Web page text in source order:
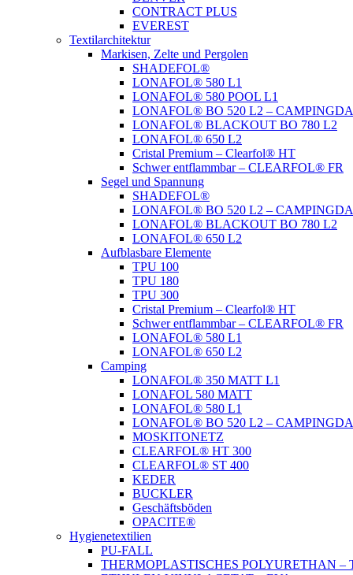
CONTRACT PLUS
EVEREST
Textilarchitektur
Markisen, Zelte und Pergolen
SHADEFOL®
LONAFOL® 580 L1
LONAFOL® 580 POOL L1
LONAFOL® BO 520 L2 –
LONAFOL® BLACKOUT BO 780 L2
LONAFOL® 650 L2
Cristal Premium – Clearfol® HT
Schwer entflammbar – CLEARFOL® FR
Segel und Spannung
SHADEFOL®
LONAFOL® BO 520 L2 –
LONAFOL® BLACKOUT BO 780 L2
LONAFOL® 650 L2
Aufblasbare Elemente
TPU 100
TPU 180
TPU 300
Cristal Premium – Clearfol® HT
Schwer entflammbar – CLEARFOL® FR
LONAFOL® 580 L1
LONAFOL® 650 L2
Camping
LONAFOL® 350 MATT L1
LONAFOL 580 MATT
LONAFOL® 580 L1
LONAFOL® BO 520 L2 –
MOSKITONETZ
CLEARFOL® HT 300
CLEARFOL® ST 400
KEDER
BUCKLER
Geschäftsböden
OPACITE®
Hygienetextilien
PU-FALL
THERMOPLASTISCHES POLYURETHAN –